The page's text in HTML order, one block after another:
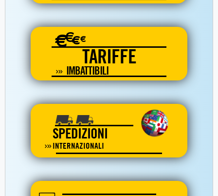
€€€€
TARIFFE
IMBATTIBILI
SPEDIZIONI
INTERNAZIONALI